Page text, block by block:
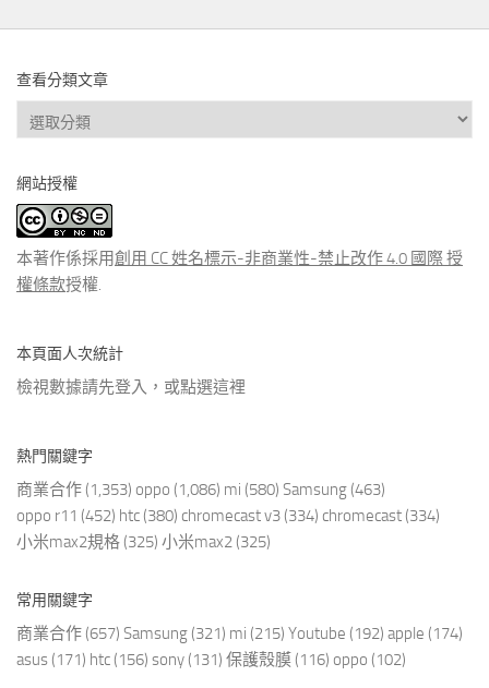
查看分類文章
查
看
類
文
章
網站授權
本著作係採用創用 CC 姓名標示-非商業性-禁止改作 4.0 國際 授
權條款授權.
本頁面人次統計
檢視數據請先登入，或點選這裡
熱門關鍵字
商業合作 (1,353) oppo (1,086) mi (580) Samsung (463)
oppo r11 (452) htc (380) chromecast v3 (334) chromecast (334)
小米max2規格 (325) 小米max2 (325)
常用關鍵字
商業合作 (657) Samsung (321) mi (215) Youtube (192) apple (174)
asus (171) htc (156) sony (131) 保護殼膜 (116) oppo (102)